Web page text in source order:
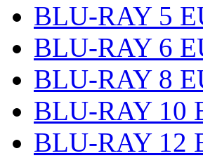
BLU-RAY 5
BLU-RAY 6
BLU-RAY 8
BLU-RAY 10
BLU-RAY 12